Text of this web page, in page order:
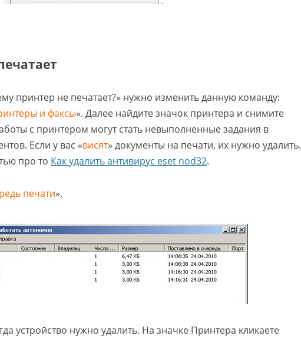
принтер не печатает?» нужно изменить данную команду:
и факсы». Далее найдите значок принтера и снимите
с принтером могут стать невыполненные задания в
Если у вас «висят» документы на печати, их нужно удалить.
про то Как удалить антивирус eset nod32.
печати».
устройство нужно удалить. На значке Принтера кликаете